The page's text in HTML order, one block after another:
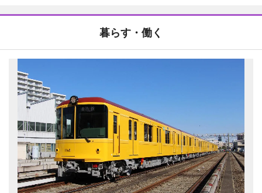
暮らす・働く